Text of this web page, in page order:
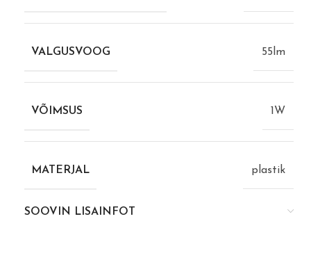
VALGUSVOOG 55lm
VÕIMSUS 1W
MATERJAL plastik
SOOVIN LISAINFOT